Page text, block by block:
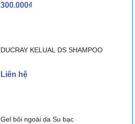
300.000₫
DUCRAY KELUAL DS SHAMPOO
Liên hệ
Gel bôi ngoài da Su bạc